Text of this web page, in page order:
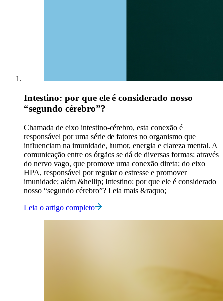
Intestino: por que ele é considerado nosso
“segundo cérebro”?
Chamada de eixo intestino-cérebro, esta conexão é
responsável por uma série de fatores no organismo que
influenciam na imunidade, humor, energia e clareza mental. A
comunicação entre os órgãos se dá de diversas formas: através
do nervo vago, que promove uma conexão direta; do eixo
HPA, responsável por regular o estresse e promover
imunidade; além &hellip; Intestino: por que ele é considerado
nosso “segundo cérebro”? Leia mais &raquo;
Leia o artigo completo